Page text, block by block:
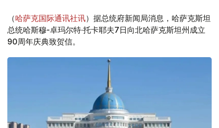
（哈萨克国际通讯社讯）据总统府新闻局消息，哈萨克斯坦
总统哈斯穆-卓玛尔特·托卡耶夫7日向北哈萨克斯坦州成立
90周年庆典致贺信。